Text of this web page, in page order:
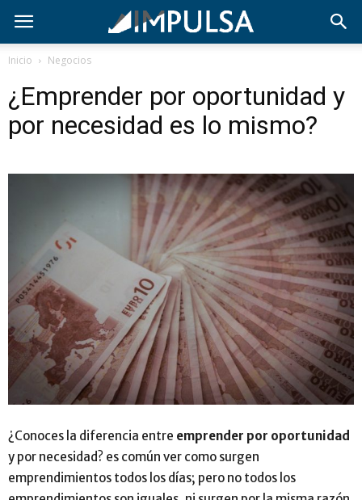
Inicio Negocios
¿Emprender por oportunidad y
por necesidad es lo mismo?
¿Conoces la diferencia entre emprender por oportunidad
y por necesidad? es común ver como surgen
emprendimientos todos los días; pero no todos los